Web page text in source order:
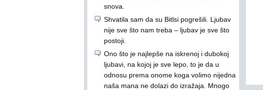
snova.
Shvatila sam da su Bitlsi pogrešili. Ljubav
nije sve što nam treba – ljubav je sve što
postoji.
Ono što je najlepše na iskrenoj i dubokoj
ljubavi, na kojoj je sve lepo, to je da u
odnosu prema onome koga volimo nijedna
naša mana ne dolazi do izražaja. Mnogo